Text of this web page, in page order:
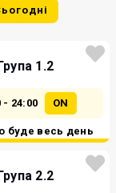
1.2
- 24:00 ON
буде весь день
2.2